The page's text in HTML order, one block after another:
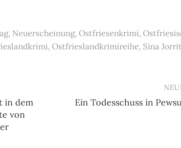
, Neuerscheinung, Ostfriesenkrimi,
, Ostfrieslandkrimireihe, Sina
in dem
von
Ein Todesschuss in